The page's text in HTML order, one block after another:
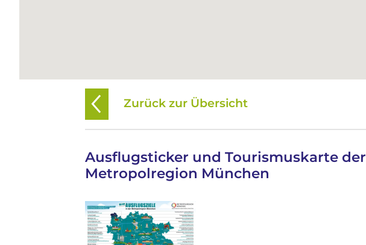
Zurück zur Übersicht
Ausflugsticker und Tourismuskarte der
Metropolregion München